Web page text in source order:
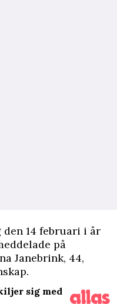
den 14 februari i år
på
Janebrink, 44,
.
sig med